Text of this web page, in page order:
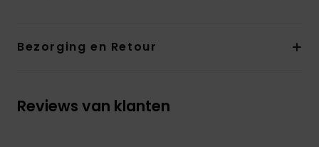
Bezorging en Retour
Reviews van klanten